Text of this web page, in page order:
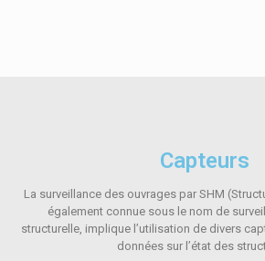
Capteurs
La surveillance des ouvrages par SHM
également connue sous le nom de
structurelle, implique l’utilisation de divers
données sur l’état des